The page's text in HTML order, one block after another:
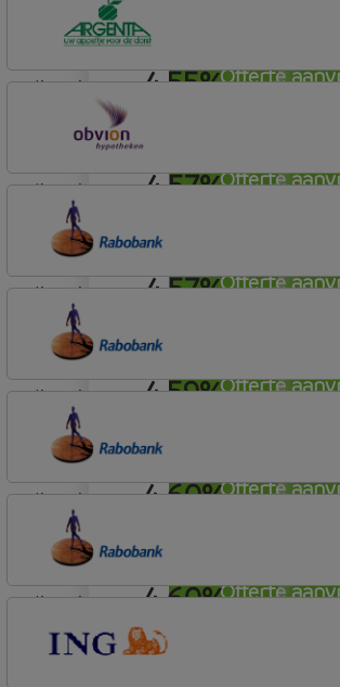
Offerte
4,55%
Offerte
Profijt twaalf
lineair
4,57%
Offerte
Argenta
Hypotheek
lineair
4,57%
Offerte
OBVION Hypotheken
Woon Hypotheek
lineair
4,59%
Offerte
Rabobank Spaarbank
Basisvoorwaarden
lineair
4,60%
Offerte
Rabobank Spaarbank
Plusvoorwaarden
lineair
4,60%
Rabobank Spaarbank
Plusvoorwaarden
lineair
Plusvoorwaarden